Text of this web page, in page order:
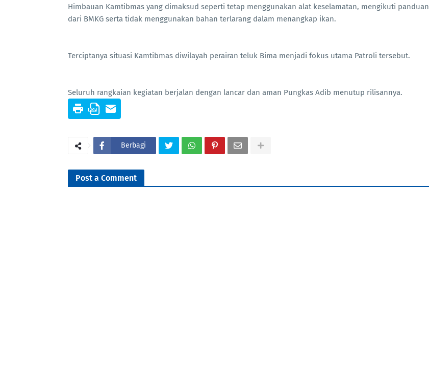
Himbauan Kamtibmas yang dimaksud seperti tetap menggunakan alat keselamatan, mengikuti panduan
dari BMKG serta tidak menggunakan bahan terlarang dalam menangkap ikan.
Terciptanya situasi Kamtibmas diwilayah perairan teluk Bima menjadi fokus utama Patroli tersebut.
Seluruh rangkaian kegiatan berjalan dengan lancar dan aman Pungkas Adib menutup rilisannya.
Berbagi
Post a Comment